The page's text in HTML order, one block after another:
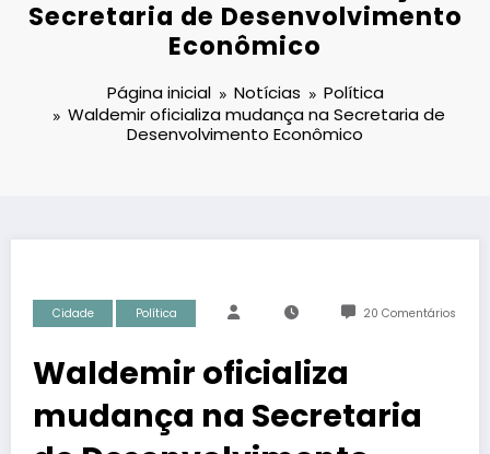
Secretaria de Desenvolvimento
Econômico
Página inicial Notícias
Política
Waldemir oficializa mudança na Secretaria de
Desenvolvimento Econômico
Cidade Política 20 Comentários
Waldemir oficializa
mudança na Secretaria